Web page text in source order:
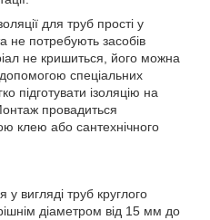
для труб прості у
не потребують засобів
не кришиться, його можна
спеціальних
підготувати ізоляцію на
провадиться
клею або сантехнічного
у вигляді труб круглого
діаметром від 15 мм до